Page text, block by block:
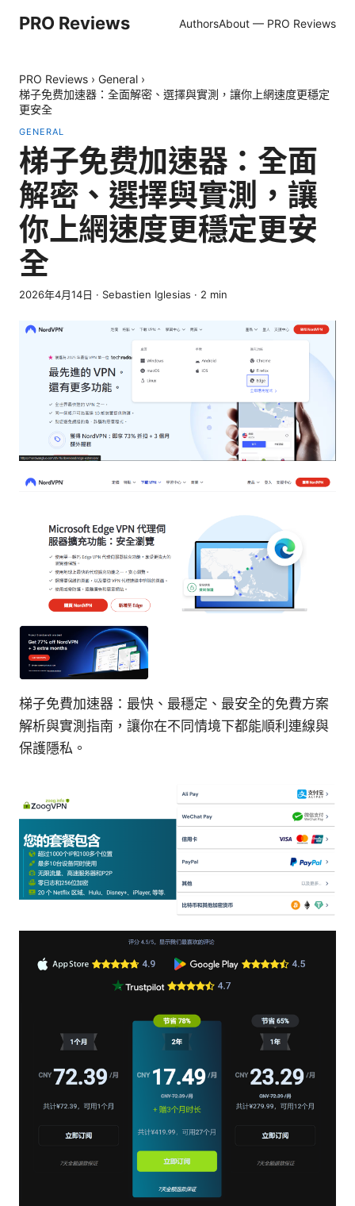
PRO Reviews AuthorsAbout — PRO Reviews
PRO Reviews › General ›
梯子免费加速器：全面解密、選擇與實測，讓你上網速度更穩定
更安全
GENERAL
梯子免费加速器：全面
解密、選擇與實測，讓
你上網速度更穩定更安
全
2026年4月14日 · Sebastien Iglesias · 2 min
梯子免費加速器：最快、最穩定、最安全的免費方案
解析與實測指南，讓你在不同情境下都能順利連線與
保護隱私。